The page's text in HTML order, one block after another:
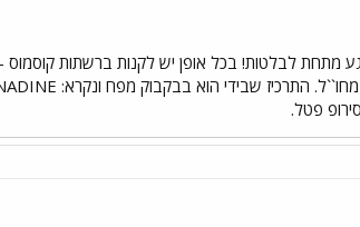
מתחת לבלטות! בכל אופן יש לקנות ברשתות
פטל.